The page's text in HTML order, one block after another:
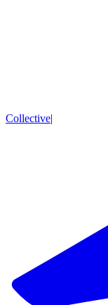
Collective|